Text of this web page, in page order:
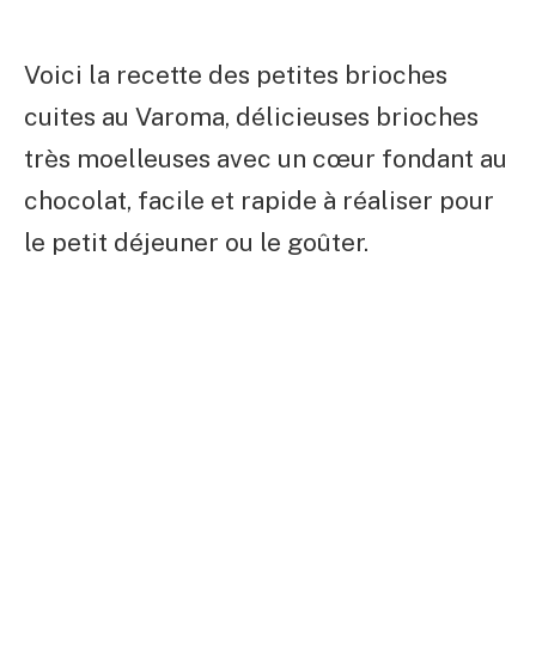
Voici la recette des petites brioches
cuites au Varoma, délicieuses brioches
très moelleuses avec un cœur fondant au
chocolat, facile et rapide à réaliser pour
le petit déjeuner ou le goûter.